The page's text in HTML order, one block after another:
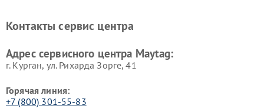
Контакты сервис центра
Адрес сервисного центра Maytag:
г. Курган, ул. Рихарда Зорге, 41
Горячая линия:
+7 (800) 301-55-83